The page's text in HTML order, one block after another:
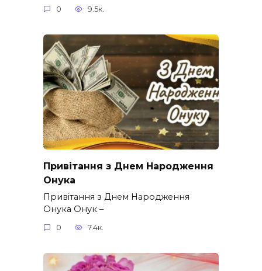
0 9.5к.
Привітання з Днем Народження
Онука
Привітання з Днем Народження
Онука Онук –
0 7.4к.